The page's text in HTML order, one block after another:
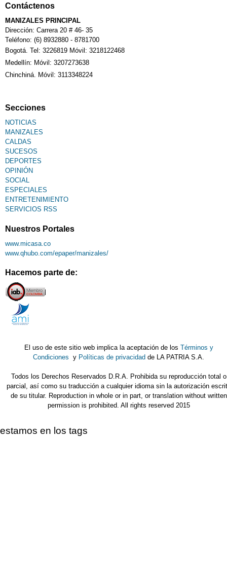
Contáctenos
MANIZALES PRINCIPAL
Dirección: Carrera 20 # 46- 35
Teléfono: (6) 8932880 - 8781700
Bogotá. Tel: 3226819 Móvil: 3218122468
Medellín: Móvil: 3207273638
Chinchiná. Móvil: 3113348224
Secciones
NOTICIAS
MANIZALES
CALDAS
SUCESOS
DEPORTES
OPINIÓN
SOCIAL
ESPECIALES
ENTRETENIMIENTO
SERVICIOS RSS
Nuestros Portales
www.micasa.co
www.qhubo.com/epaper/manizales/
Hacemos parte de:
El uso de este sitio web implica la aceptación de los Términos y
Condiciones y Políticas de privacidad de LA PATRIA S.A.
Todos los Derechos Reservados D.R.A. Prohibida su reproducción total o
parcial, así como su traducción a cualquier idioma sin la autorización
de su titular. Reproduction in whole or in part, or translation without written
permission is prohibited. All rights reserved 2015
estamos en los tags